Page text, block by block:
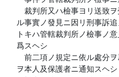
裁判所又ハ檢事ヨリ送致
ル事實ノ發見ニ因リ刑事訴
トキハ管轄裁判所ノ檢事ノ
爲スヘシ
前二項ノ規定ニ依ル處分
ヲ本人及保護者ニ通知スヘシ